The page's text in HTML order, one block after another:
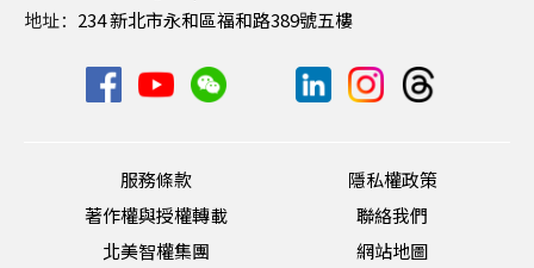
地址： 234 新北市永和區福和路389號五樓
服務條款
隱私權政策
著作權與授權轉載
聯絡我們
北美智權集團
網站地圖